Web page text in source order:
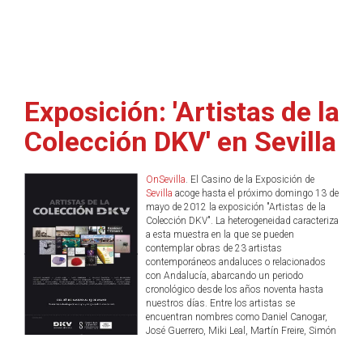
Exposición: 'Artistas de la
Colección DKV' en Sevilla
OnSevilla. El Casino de la Exposición de
Sevilla acoge hasta el próximo domingo 13 de
mayo de 2012 la exposición "Artistas de la
Colección DKV". La heterogeneidad caracteriza
a esta muestra en la que se pueden
contemplar obras de 23 artistas
contemporáneos andaluces o relacionados
con Andalucía, abarcando un periodo
cronológico desde los años noventa hasta
nuestros días. Entre los artistas se
encuentran nombres como Daniel Canogar,
José Guerrero, Miki Leal, Martín Freire, Simón